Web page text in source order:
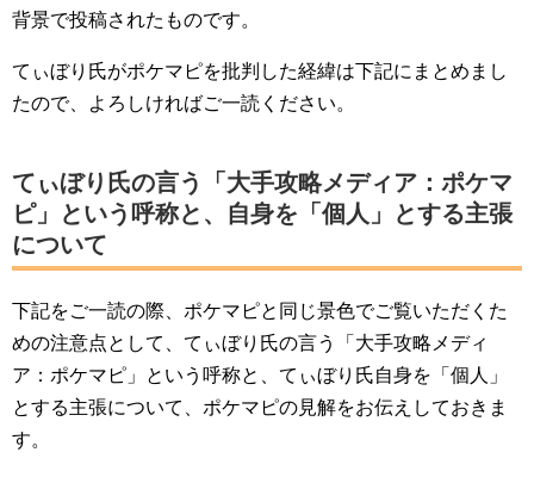
背景で投稿されたものです。
てぃぼり氏がポケマピを批判した経緯は下記にまとめまし
たので、よろしければご一読ください。
てぃぼり氏の言う「大手攻略メディア：ポケマ
ピ」という呼称と、自身を「個人」とする主張
について
下記をご一読の際、ポケマピと同じ景色でご覧いただくた
めの注意点として、てぃぼり氏の言う「大手攻略メディ
ア：ポケマピ」という呼称と、てぃぼり氏自身を「個人」
とする主張について、ポケマピの見解をお伝えしておきま
す。